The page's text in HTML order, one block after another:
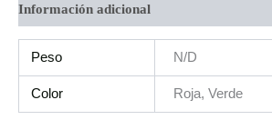
Información adicional
Peso N/D
Color Roja, Verde